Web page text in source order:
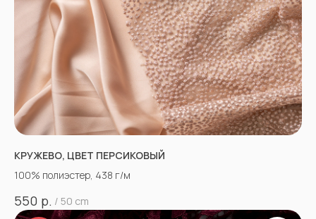
КРУЖЕВО, ЦВЕТ ПЕРСИКОВЫЙ
100% полиэстер, 438 г/м
550 р. / 50 cm